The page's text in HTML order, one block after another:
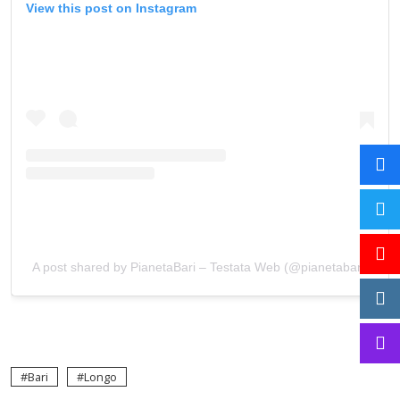
View this post on Instagram
A post shared by PianetaBari – Testata Web (@pianetabari)
Bari Longo